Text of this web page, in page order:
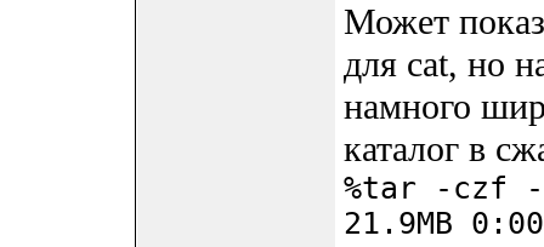
Может
для cat, но
намного
каталог в
%tar -czf
21.9MB